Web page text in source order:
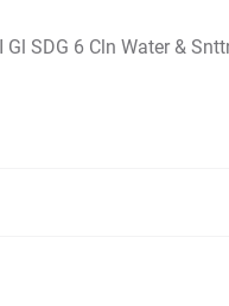
SDG 6 Cln Water &